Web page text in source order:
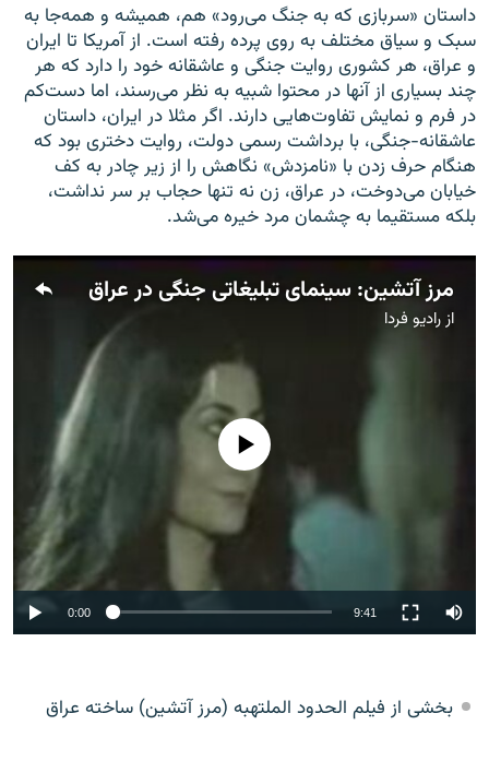
داستان «سربازی که به جنگ می‌رود» هم، همیشه و همه‌جا به
سبک و سیاق مختلف به روی پرده رفته است. از آمریکا تا ایران
و عراق، هر کشوری روایت جنگی و عاشقانه خود را دارد که هر
چند بسیاری از آنها در محتوا شبیه به نظر می‌رسند، اما دست‌کم
در فرم و نمایش تفاوت‌هایی دارند. اگر مثلا در ایران، داستان
عاشقانه-جنگی، با برداشت رسمی دولت، روایت دختری بود که
هنگام حرف زدن با «نامزدش» نگاهش را از زیر چادر به کف
خیابان می‌دوخت، در عراق، زن نه تنها حجاب بر سر نداشت،
بلکه مستقیما به چشمان مرد خیره می‌شد.
مرز آتشین: سینمای تبلیغاتی جنگی در عراق
ازرادیو فردا
No media source currently available
0:00 9:41
بخشی از فیلم الحدود الملتهبه (مرز آتشین) ساخته عراق